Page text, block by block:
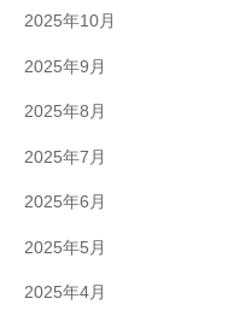
2025年10月
2025年9月
2025年8月
2025年7月
2025年6月
2025年5月
2025年4月